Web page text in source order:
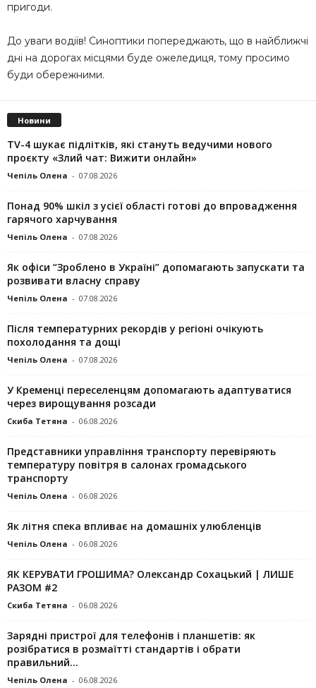
пригоди.
До уваги водіїв! Синоптики попереджають, що в найближчі
дні на дорогах місцями буде ожеледиця, тому просимо
буди обережними.
Новини
TV-4 шукає підлітків, які стануть ведучими нового
проєкту «Злий чат: Вижити онлайн»
Чепіль Олена - 07.08.2026
Понад 90% шкіл з усієї області готові до впровадження
гарячого харчування
Чепіль Олена - 07.08.2026
Як офіси “Зроблено в Україні” допомагають запускaти та
розвивати власну справу
Чепіль Олена - 07.08.2026
Після температурних рекордів у регіоні очікують
похолодання та дощі
Чепіль Олена - 07.08.2026
У Кременці переселенцям допомагають адаптуватися
через вирощування розсади
Скиба Тетяна - 06.08.2026
Представники управління транспорту перевіряють
температуру повітря в салонах громадського
транспорту
Чепіль Олена - 06.08.2026
Як літня спека впливає на домашніх улюбленців
Чепіль Олена - 06.08.2026
ЯК КЕРУВАТИ ГРОШИМА? Олександр Сохацький | ЛИШЕ
РАЗОМ #2
Скиба Тетяна - 06.08.2026
Зарядні пристрої для телефонів і планшетів: як
розібратися в розмаїтті стандартів і обрати
правильний...
Чепіль Олена - 06.08.2026